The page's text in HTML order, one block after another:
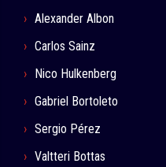
Alexander Albon
Carlos Sainz
Nico Hulkenberg
Gabriel Bortoleto
Sergio Pérez
Valtteri Bottas